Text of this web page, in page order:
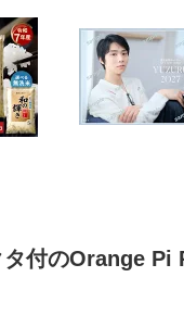
タ付のOrange Pi